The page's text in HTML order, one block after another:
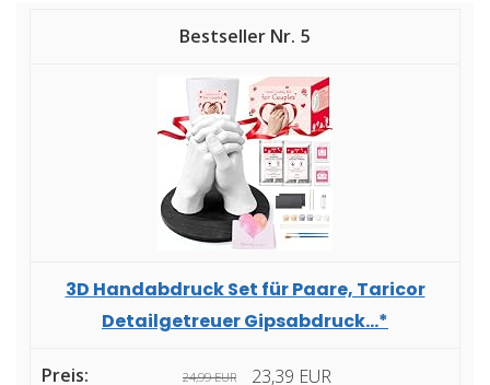
5
3D Handabdruck Set für Paare, Taricor
Detailgetreuer Gipsabdruck...*
24,99 EUR 23,39 EUR